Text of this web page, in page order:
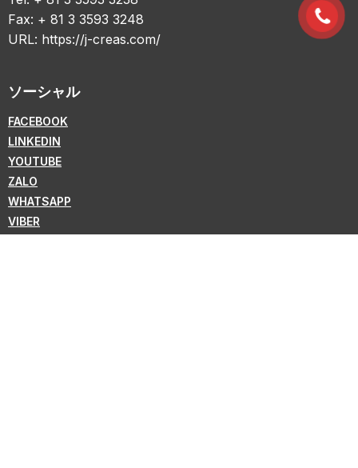
Fax: + 81 3 3593 3248
URL: https://j-creas.com/
ソーシャル
FACEBOOK
LINKEDIN
YOUTUBE
ZALO
WHATSAPP
VIBER